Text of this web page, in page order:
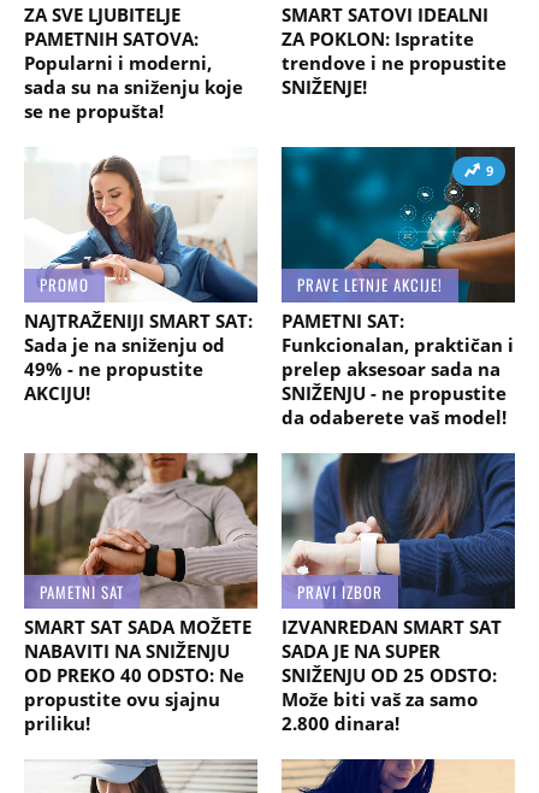
ZA SVE LJUBITELJE
PAMETNIH SATOVA:
Popularni i moderni,
sada su na sniženju koje
se ne propušta!
SMART SATOVI IDEALNI
ZA POKLON: Ispratite
trendove i ne propustite
SNIŽENJE!
PROMO
NAJTRAŽENIJI SMART SAT:
Sada je na sniženju od
49% - ne propustite
AKCIJU!
9
PRAVE LETNJE AKCIJE!
PAMETNI SAT:
Funkcionalan, praktičan i
prelep aksesoar sada na
SNIŽENJU - ne propustite
da odaberete vaš model!
PAMETNI SAT
SMART SAT SADA MOŽETE
NABAVITI NA SNIŽENJU
OD PREKO 40 ODSTO: Ne
propustite ovu sjajnu
priliku!
PRAVI IZBOR
IZVANREDAN SMART SAT
SADA JE NA SUPER
SNIŽENJU OD 25 ODSTO:
Može biti vaš za samo
2.800 dinara!